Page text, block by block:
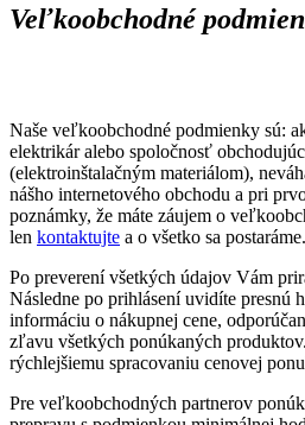
Veľkoobchodné
Naše veľkoobchodné podmienky sú:
elektrikár alebo spoločnosť
(elektroinštalačným materiálom),
nášho internetového obchodu a pri
poznámky, že máte záujem o
len kontaktujte a o všetko sa postaráme.
Po preverení všetkých údajov Vám
Následne po prihlásení uvidíte presnú
informáciu o nákupnej cene,
zľavu všetkých ponúkaných
rýchlejšiemu spracovaniu cenovej
Pre veľkoobchodných partnerov